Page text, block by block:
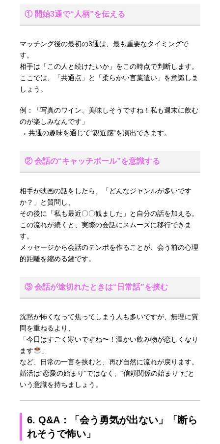
① 開始3通で“人柄”を伝える
マッチング後の最初の3通は、最も重要なタイミングで
す。
相手は「この人と続けたいか」をこの時点で判断します。
ここでは、「共通点」と「柔らかい言葉遣い」を意識しま
しょう。
例：「写真のワイン、美味しそうですね！私も週末に飲む
のが楽しみなんです」
→ 共通の趣味を通じて“親近感”を演出できます。
② 会話の“キャッチボール”を意識する
相手が映画の話をしたら、「どんなジャンルが多いです
か？」と質問し、
その後に「私も最近〇〇観ました」と自分の話を加える。
この流れが続くと、実際の会話にスムーズに移行できま
す。
メッセージから会話のテンポを作ることが、会う前の心理
的距離を縮める鍵です。
③ 会話が途切れたときは“日常話”を挟む
沈黙が怖くなって焦ってしまう人も多いですが、無理に質
問を重ねるより、
「今日はすごく寒いですね〜！温かい飲み物が恋しくなり
ます
」
など、日常の一言を挟むと、再び自然に流れが戻ります。
婚活は“恋愛の始まり”ではなく、“信頼関係の始まり”だと
いう意識を持ちましょう。
6. Q&A：「会う勇気が出ない」「断ら
れそうで怖い」